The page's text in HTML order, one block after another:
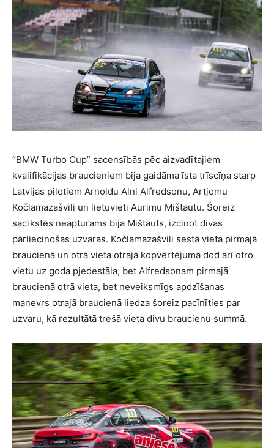
“BMW Turbo Cup” sacensībās pēc aizvadītajiem
kvalifikācijas braucieniem bija gaidāma īsta trīscīņa starp
Latvijas pilotiem Arnoldu Alni Alfredsonu, Artjomu
Kočlamazašvili un lietuvieti Aurimu Mištautu. Šoreiz
sacīkstēs neapturams bija Mištauts, izcīnot divas
pārliecinošas uzvaras. Kočlamazašvili sestā vieta pirmajā
braucienā un otrā vieta otrajā kopvērtējumā dod arī otro
vietu uz goda pjedestāla, bet Alfredsonam pirmajā
braucienā otrā vieta, bet neveiksmīgs apdzīšanas
manevrs otrajā braucienā liedza šoreiz pacīnīties par
uzvaru, kā rezultātā trešā vieta divu braucienu summā.